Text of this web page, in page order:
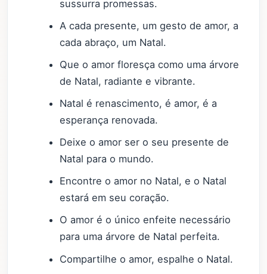
sussurra promessas.
A cada presente, um gesto de amor, a
cada abraço, um Natal.
Que o amor floresça como uma árvore
de Natal, radiante e vibrante.
Natal é renascimento, é amor, é a
esperança renovada.
Deixe o amor ser o seu presente de
Natal para o mundo.
Encontre o amor no Natal, e o Natal
estará em seu coração.
O amor é o único enfeite necessário
para uma árvore de Natal perfeita.
Compartilhe o amor, espalhe o Natal.